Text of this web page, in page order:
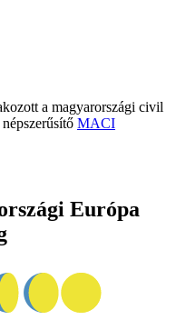
a magyarországi civil
MACI
Európa